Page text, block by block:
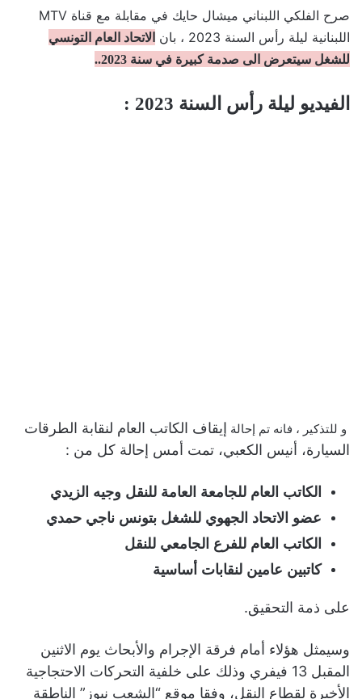
صرح الفلكي اللبناني ميشال حايك في مقابلة مع قناة MTV
اللبنانية ليلة رأس السنة 2023 ، بان
الاتحاد العام التونسي
للشغل سيتعرض الى صدمة كبيرة في سنة 2023..
الفيديو ليلة رأس السنة 2023 :
و للتذكير ، فانه تم إحالة إيقاف الكاتب العام لنقابة الطرقات
السيارة، أنيس الكعبي، تمت أمس إحالة كل من :
الكاتب العام للجامعة العامة للنقل وجيه الزيدي
عضو الاتحاد الجهوي للشغل بتونس ناجي حمدي
الكاتب العام للفرع الجامعي للنقل
كاتبين عامين لنقابات أساسية
على ذمة التحقيق.
وسيمثل هؤلاء أمام فرقة الإجرام والأبحاث يوم الاثنين
المقبل 13 فيفري وذلك على خلفية التحركات الاحتجاجية
الأخيرة لقطاع النقل، وفقا موقع “الشعب نيوز” الناطقة